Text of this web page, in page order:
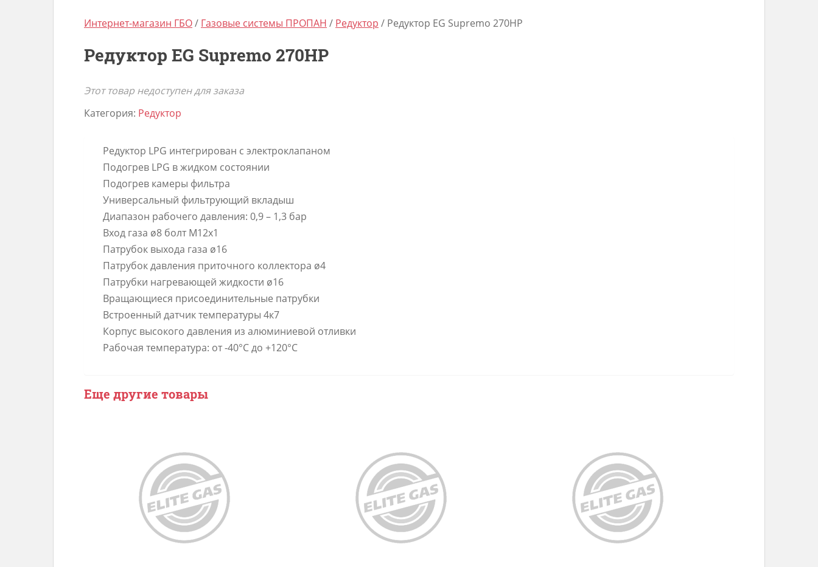
Интернет-магазин ГБО/ Газовые системы ПРОПАН / Редуктор / Редуктор EG Supremo 270HP
Редуктор EG Supremo 270HP
Этот товар недоступен для заказа
Категория: Редуктор
Редуктор LPG интегрирован с электроклапаном
Подогрев LPG в жидком состоянии
Подогрев камеры фильтра
Универсальный фильтрующий вкладыш
Диапазон рабочего давления: 0,9 – 1,3 бар
Вход газа ø8 болт M12x1
Патрубок выхода газа ø16
Патрубок давления приточного коллектора ø4
Патрубки нагревающей жидкости ø16
Вращающиеся присоединительные патрубки
Встроенный датчик температуры 4к7
Корпус высокого давления из алюминиевой отливки
Рабочая температура: от -40°C до +120°C
Еще другие товары